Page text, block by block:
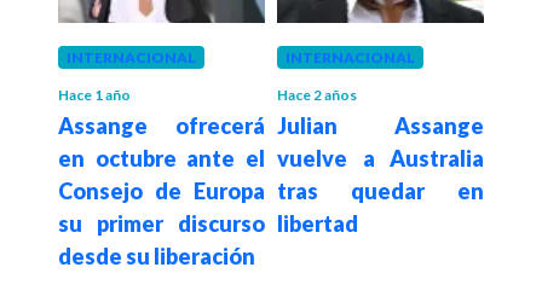
INTERNACIONAL
Hace 1 año
Assange ofrecerá
en octubre ante el
Consejo de Europa
su primer discurso
desde su liberación
INTERNACIONAL
Hace 2 años
Julian Assange
vuelve a Australia
tras quedar en
libertad